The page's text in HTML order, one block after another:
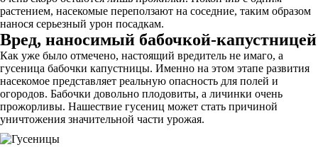
растением, насекомые переползают на соседние, таким образом
нанося серьезный урон посадкам.
Вред, наносимый бабочкой-капустницей
Как уже было отмечено, настоящий вредитель не имаго, а
гусеница бабочки капустницы. Именно на этом этапе развития
насекомое представляет реальную опасность для полей и
огородов. Бабочки довольно плодовиты, а личинки очень
прожорливы. Нашествие гусениц может стать причиной
уничтожения значительной части урожая.